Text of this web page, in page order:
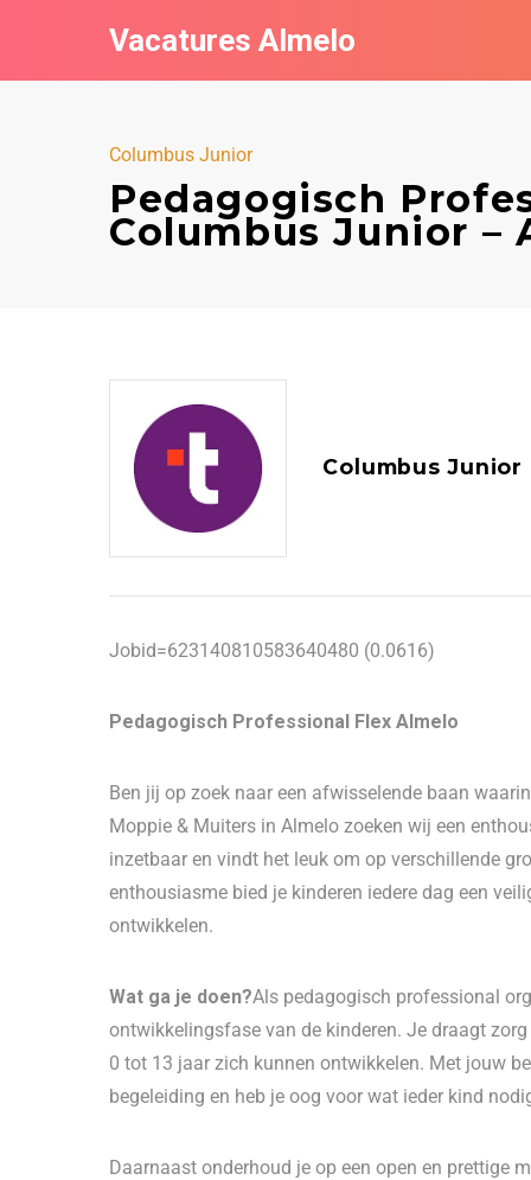
Vacatures Almelo
Columbus Junior
Pedagogisch
Columbus Junior –
Columbus Junior
Jobid=623140810583640480 (0.0616)
Pedagogisch Professional Flex Almelo
Ben jij op zoek naar een afwisselende baan
Moppie & Muiters in Almelo zoeken wij een
inzetbaar en vindt het leuk om op verschillende
enthousiasme bied je kinderen iedere dag een
ontwikkelen.
Wat ga je doen?Als pedagogisch professional
ontwikkelingsfase van de kinderen. Je draagt
0 tot 13 jaar zich kunnen ontwikkelen. Met jouw
begeleiding en heb je oog voor wat ieder kind
Daarnaast onderhoud je op een open en prettige